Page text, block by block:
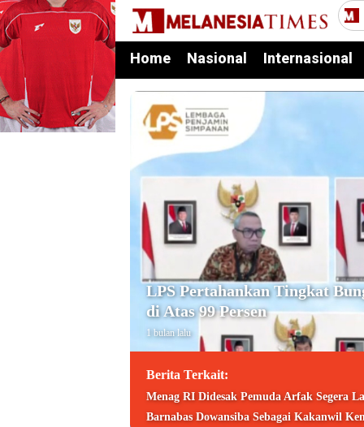
Home Nasional Internasional
LPS Pertahankan Tingkat
di Atas 99 Persen
1 bulan lalu
Berita Terkait:
Menag RI Didesak Pemuda Arfak Segera
Barnabas Dowansiba Sebagai Kakanwil